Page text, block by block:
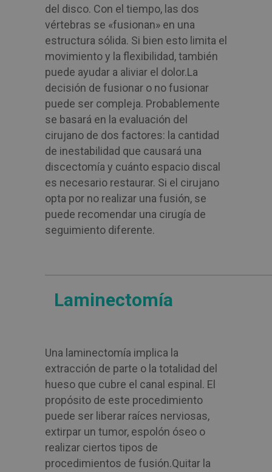
del disco. Con el tiempo, las dos
vértebras se «fusionan» en una
estructura sólida. Si bien esto limita el
movimiento y la flexibilidad, también
puede ayudar a aliviar el dolor.La
decisión de fusionar o no fusionar
puede ser compleja. Probablemente
se basará en la evaluación del
cirujano de dos factores: la cantidad
de inestabilidad que causará una
discectomía y cuánto espacio discal
es necesario restaurar. Si el cirujano
opta por no realizar una fusión, se
puede recomendar una cirugía de
seguimiento diferente.
Laminectomía
Una laminectomía implica la
extracción de parte o la totalidad del
hueso que cubre el canal espinal. El
propósito de este procedimiento
puede ser liberar raíces nerviosas,
extirpar un tumor, espolón óseo o
realizar ciertos tipos de
procedimientos de fusión.Quitar la